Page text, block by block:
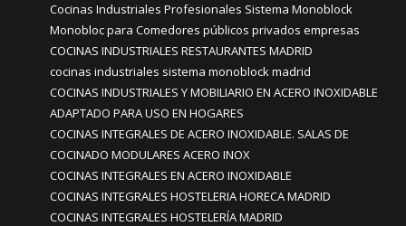
Cocinas Industriales Profesionales Sistema Monoblock
Monobloc para Comedores públicos privados empresas
COCINAS INDUSTRIALES RESTAURANTES MADRID
cocinas industriales sistema monoblock madrid
COCINAS INDUSTRIALES Y MOBILIARIO EN ACERO INOXIDABLE
ADAPTADO PARA USO EN HOGARES
COCINAS INTEGRALES DE ACERO INOXIDABLE. SALAS DE
COCINADO MODULARES ACERO INOX
COCINAS INTEGRALES EN ACERO INOXIDABLE
COCINAS INTEGRALES HOSTELERIA HORECA MADRID
COCINAS INTEGRALES HOSTELERÍA MADRID